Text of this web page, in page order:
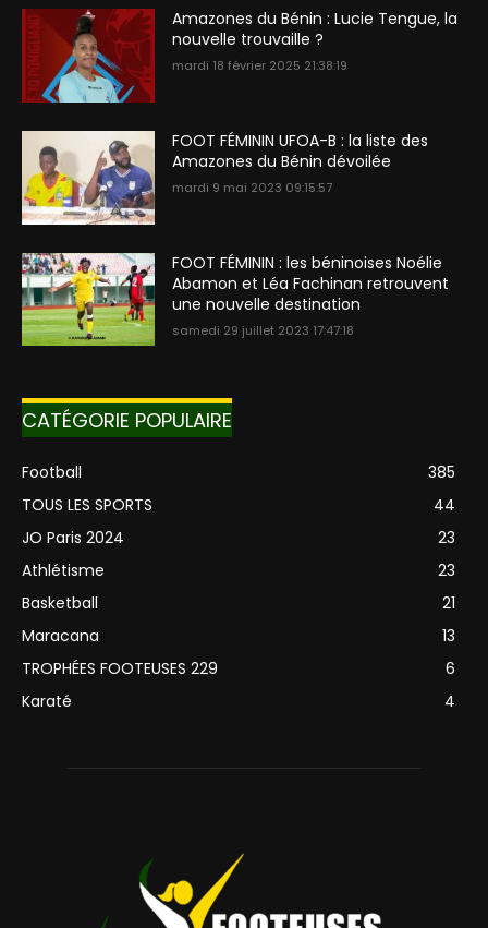
Amazones du Bénin : Lucie Tengue, la
nouvelle trouvaille ?
mardi 18 février 2025 21:38:19
FOOT FÉMININ UFOA-B : la liste des
Amazones du Bénin dévoilée
mardi 9 mai 2023 09:15:57
FOOT FÉMININ : les béninoises Noélie
Abamon et Léa Fachinan retrouvent
une nouvelle destination
samedi 29 juillet 2023 17:47:18
CATÉGORIE POPULAIRE
Football
385
TOUS LES SPORTS
44
JO Paris 2024
23
Athlétisme
23
Basketball
21
Maracana
13
TROPHÉES FOOTEUSES 229
6
Karaté
4